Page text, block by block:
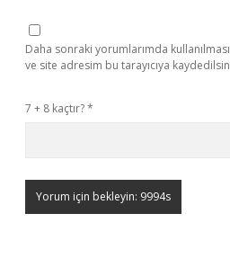
Daha sonraki yorumlarımda
ve site adresim bu tarayıcıya
7 + 8 kaçtır?*